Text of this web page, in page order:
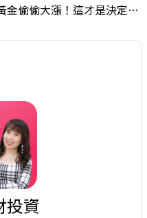
黃金偷偷大漲！這才是決定台股生死的「真風向球」！｜Mr.Jimmy高志銘 #黃金 #美元指數 #聯準會
投資